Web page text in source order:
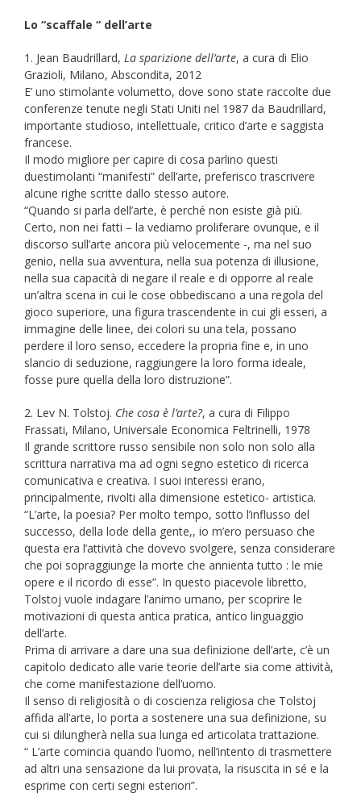
Lo “scaffale “ dell’arte
1. Jean Baudrillard, La sparizione dell’arte, a cura di Elio
Grazioli, Milano, Abscondita, 2012
E’ uno stimolante volumetto, dove sono state raccolte due
conferenze tenute negli Stati Uniti nel 1987 da Baudrillard,
importante studioso, intellettuale, critico d’arte e saggista
francese.
Il modo migliore per capire di cosa parlino questi
duestimolanti “manifesti” dell’arte, preferisco trascrivere
alcune righe scritte dallo stesso autore.
“Quando si parla dell’arte, è perché non esiste già più.
Certo, non nei fatti – la vediamo proliferare ovunque, e il
discorso sull’arte ancora più velocemente -, ma nel suo
genio, nella sua avventura, nella sua potenza di illusione,
nella sua capacità di negare il reale e di opporre al reale
un’altra scena in cui le cose obbediscano a una regola del
gioco superiore, una figura trascendente in cui gli esseri, a
immagine delle linee, dei colori su una tela, possano
perdere il loro senso, eccedere la propria fine e, in uno
slancio di seduzione, raggiungere la loro forma ideale,
fosse pure quella della loro distruzione”.
2. Lev N. Tolstoj. Che cosa è l’arte?, a cura di Filippo
Frassati, Milano, Universale Economica Feltrinelli, 1978
Il grande scrittore russo sensibile non solo non solo alla
scrittura narrativa ma ad ogni segno estetico di ricerca
comunicativa e creativa. I suoi interessi erano,
principalmente, rivolti alla dimensione estetico- artistica.
“L’arte, la poesia? Per molto tempo, sotto l’influsso del
successo, della lode della gente,, io m’ero persuaso che
questa era l’attività che dovevo svolgere, senza considerare
che poi sopraggiunge la morte che annienta tutto : le mie
opere e il ricordo di esse”. In questo piacevole libretto,
Tolstoj vuole indagare l’animo umano, per scoprire le
motivazioni di questa antica pratica, antico linguaggio
dell’arte.
Prima di arrivare a dare una sua definizione dell’arte, c’è un
capitolo dedicato alle varie teorie dell’arte sia come attività,
che come manifestazione dell’uomo.
Il senso di religiosità o di coscienza religiosa che Tolstoj
affida all’arte, lo porta a sostenere una sua definizione, su
cui si dilungherà nella sua lunga ed articolata trattazione.
“ L’arte comincia quando l’uomo, nell’intento di trasmettere
ad altri una sensazione da lui provata, la risuscita in sé e la
esprime con certi segni esteriori”.